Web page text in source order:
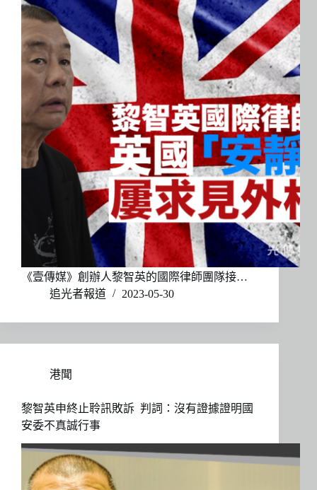
《壹傳媒》創辦人黎智英的國際律師團隊接…
追光者報道
2023-05-30
港聞
黎智英申終止聆訊敗訴 判詞：沒有證據證明國
安委不真誠行事